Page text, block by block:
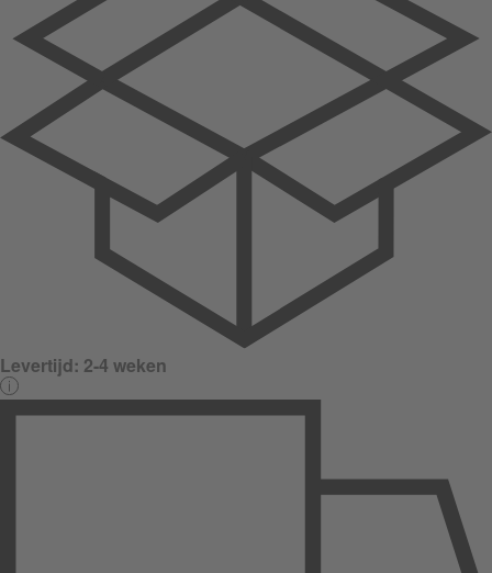
Levertijd: 2-4 weken